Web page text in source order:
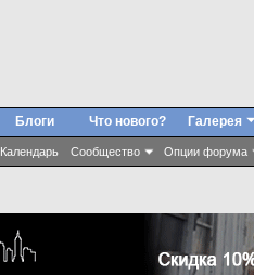
Календарь Сообщество Опции форума
Блоги Что нового? Галерея